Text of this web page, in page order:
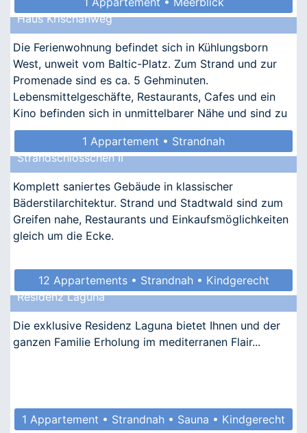
Haus Krischanweg
Die Ferienwohnung befindet sich in Kühlungsborn
West, unweit vom Baltic-Platz. Zum Strand und zur
Promenade sind es ca. 5 Gehminuten.
Lebensmittelgeschäfte, Restaurants, Cafes und ein
Kino befinden sich in unmittelbarer Nähe und sind zu
Fuß zu erreichen.
1 Appartement • Strandnah
Strandschlösschen II
Komplett saniertes Gebäude in klassischer
Bäderstilarchitektur. Strand und Stadtwald sind zum
Greifen nahe, Restaurants und Einkaufsmöglichkeiten
gleich um die Ecke.
12 Appartements • Strandnah • Kindgerecht
• Barrierefrei • Allergikergeeignet
Residenz Laguna
Die exklusive Residenz Laguna bietet Ihnen und der
ganzen Familie Erholung im mediterranen Flair...
1 Appartement • Strandnah • Sauna • Kindgerecht